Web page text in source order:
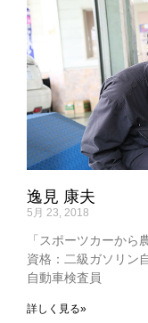
逸見 康夫
5月 23, 2018
「スポーツカーから
資格：二級ガソリン
自動車検査員
詳しく見る»